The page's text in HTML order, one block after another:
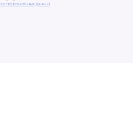
персональных данных